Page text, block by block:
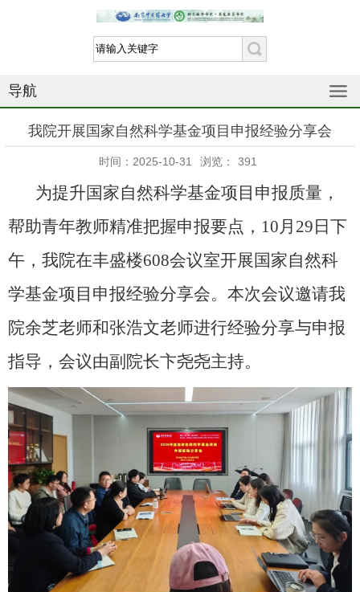
导航
我院开展国家自然科学基金项目申报经验分享会
时间：2025-10-31 浏览： 391
为提升国家自然科学基金项目申报质量，
帮助青年教师精准把握申报要点， 10月 29 日下
午，我院在丰盛楼608会议室开展国家自然科
学基金项目申报经验分享会。本次会议邀请我
院余芝老师和张浩文老师进行经验分享与申报
指导，会议由副院长卞尧尧主持。